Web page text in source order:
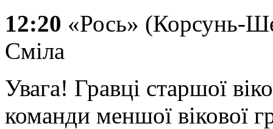
12:20 «Рось» (Корсунь-
Сміла
Увага! Гравці старшої
команди меншої вікової